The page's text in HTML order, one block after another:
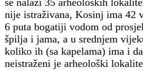
se nalazi 35 arheoloških
nije istraživana, Kosinj ima 42
6 puta bogatiji vodom od
špilja i jama, a u srednjem
koliko ih (sa kapelama) ima i
neistraženi je arheološki